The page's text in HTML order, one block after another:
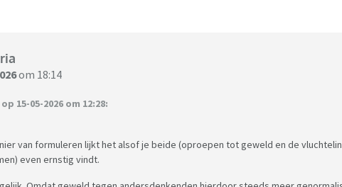
om 18:14
15-05-2026 om 12:28:
van formuleren lijkt het alsof je beide (oproepen tot geweld en de
even ernstig vindt.